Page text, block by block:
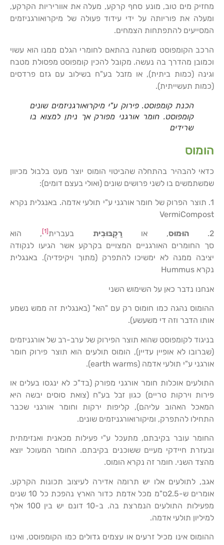
מחזיק מים טוב, מונע סחף קרקע, מעלה את אווריריות הקרקע,
ומעלה את פוריותה על ידי עידוד פעולה של מיקרואורגניזמים
המסייעים להתפתחות הצמחים.
הרכב הקומפוסט משתנה בהתאם לחומרי הגלם ממנו הוא עשוי
וכמובן מהדרך בה נעשה. מקובל להכין קומפוסט מפסולת מטבח
וגינה (כמות ביתית), או מזבל בע"ח בשילוב עם גזם פרדסים
(כמות תעשייתית).
הכנת קומפוסט. פירוק ע"י מיקרואורגניזמים שונים
קומפוסט. חומר אורגני מפורק אך ניתן למצוא בו
שרידים
הומוס
כדאי להבהיר בהתחלה שהביטוי הומוס יוצר מעט בלבול מכיוון
שמשתמשים בו לשני פרושים שונים (ואולי בעצם דומים):
1. תוצר הפרוק של חומר אורגני ע"י תולעי אדמה. באנגלית נקרא
VermiCompost
2. הוּמוּס, או רַקְבּוּבִית בעברית‏ [1]
, הוא
סך החומרים האורגניים המצויים בקרקע אשר הגיעו לנקודה
יציבה ממנה לא ימשיכו להתפרק (מתוך ויקיפדיה). באנגלית
נקרא Hummus
אנחנו נדבר כאן על השימוש השני
ההומוס נהגה כמו חומוס רק עם "הא" (באנגלית זה ממש נשמע
אותו הדבר וזה די משעשע).
בניגוד לקומפוסט שהוא תוצר הפירוק של ערב-רב של אורגניזמים
(שברובו לא אופיין עדיין), הומוס תולעים הוא תוצר פירוק חומר
אורגני ע"י תולעי אדמה (earth warms).
התולעים אוכלות חומר אורגני מפורק (בד"כ לא ינגסו בעלים או
פירות וירקות טריים) כגון זבל בע"ח (צואת סוסים יבשה היא
המאכל האהוב עליהם), קליפות ירקות וחומר אורגני שכבר
התחילו להתפרק, ומיקורואורגניזמים שונים.
החומר עובר בקיבתם, מתעכל ע"י פעילות מכאנית ואנזימתית
ובעזרת חיידקי מעיים ששוכנים בקיבתם. החומר המעוכל יוצא
מהצד השני. חומר זה נקרא הומוס.
אגב, לתולעים אלו יש תרומה אדירה לעיצוב תכונות הקרקע.
אומרים ש-2.5ס"מ מכל אדמת כדור הארץ נהפכת כל 10 שנים
מפעילות התולעים הנמרצת בה. ב-10 דונם יש בין 100 אלף
למיליון תולעי אדמה.
ההומוס אינו מכיל זרעים או עצמים גדולים כמו הקומפוסט, ואינו